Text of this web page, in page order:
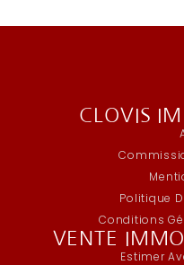
CLOVIS
Politique
Conditions
VENTE
Estimer